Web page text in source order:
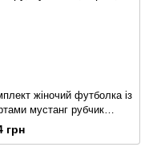
жіночий футболка із
мустанг рубчик
кольору
грн